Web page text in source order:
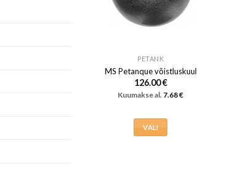
PETANK
MS Petanque võistluskuul
126.00€
Kuumakse al. 7.68€
VALI